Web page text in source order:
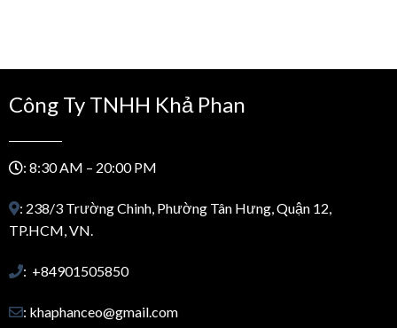
Công Ty TNHH Khả Phan
: 8:30 AM – 20:00 PM
: 238/3 Trường Chinh, Phường Tân Hưng, Quận 12,
TP.HCM, VN.
: +84901505850
: khaphanceo@gmail.com